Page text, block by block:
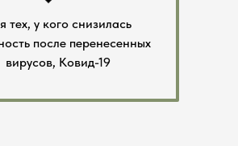
тех, у кого снизилась
после перенесенных
вирусов, Ковид-19